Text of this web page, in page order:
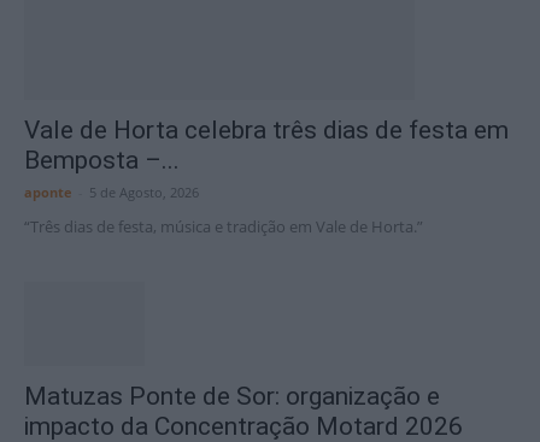
Vale de Horta celebra três dias de festa em
Bemposta –...
aponte 5 de Agosto, 2026
“Três dias de festa, música e tradição em Vale de Horta.”
Matuzas Ponte de Sor: organização e
impacto da Concentração Motard 2026